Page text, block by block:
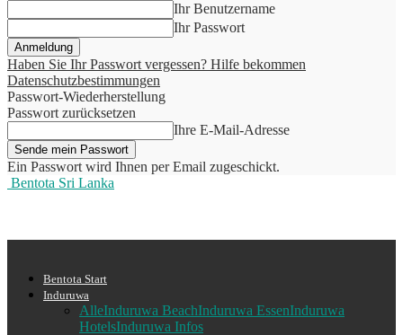
Ihr Benutzername
Ihr Passwort
Haben Sie Ihr Passwort vergessen? Hilfe bekommen
Datenschutzbestimmungen
Passwort-Wiederherstellung
Passwort zurücksetzen
Ihre E-Mail-Adresse
Ein Passwort wird Ihnen per Email zugeschickt.
Bentota Sri Lanka
Bentota Start
Induruwa
AlleInduruwa BeachInduruwa EssenInduruwa
HotelsInduruwa Infos